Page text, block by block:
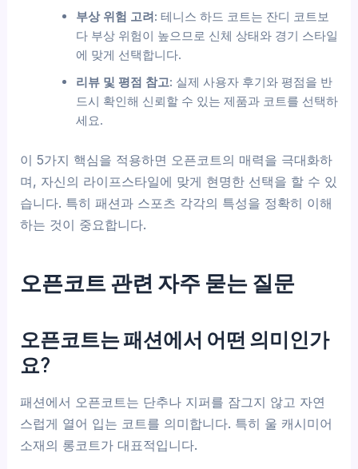
부상 위험 고려: 테니스 하드 코트는 잔디 코트보
다 부상 위험이 높으므로 신체 상태와 경기 스타일
에 맞게 선택합니다.
리뷰 및 평점 참고: 실제 사용자 후기와 평점을 반
드시 확인해 신뢰할 수 있는 제품과 코트를 선택하
세요.
이 5가지 핵심을 적용하면 오픈코트의 매력을 극대화하
며, 자신의 라이프스타일에 맞게 현명한 선택을 할 수 있
습니다. 특히 패션과 스포츠 각각의 특성을 정확히 이해
하는 것이 중요합니다.
오픈코트 관련 자주 묻는 질문
오픈코트는 패션에서 어떤 의미인가
요?
패션에서 오픈코트는 단추나 지퍼를 잠그지 않고 자연
스럽게 열어 입는 코트를 의미합니다. 특히 울 캐시미어
소재의 롱코트가 대표적입니다.